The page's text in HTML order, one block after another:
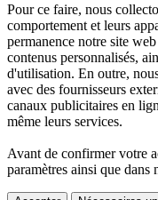
Pour ce faire, nous
comportement et leurs
permanence notre site
contenus personnalisés,
d'utilisation. En outre,
avec des fournisseurs
canaux publicitaires en
même leurs services.
Avant de confirmer votre
paramètres ainsi que dans